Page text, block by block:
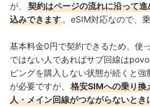
が、
契約はページの流れに沿って
込みできます 。eSIM対応なので、
基本料金0円で契約できるため、使
ではない人であればサブ回線は
ピングを購入しない状態が続くと
が必要ですが、
格安SIMへの乗り換
人・メイン回線がつながらないと